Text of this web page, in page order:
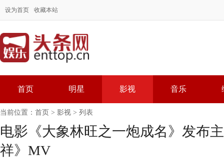
设为首页 收藏本站
首页 明星 影视 音乐
当前位置： 首页 > 影视 > 列表
电影《大象林旺之一炮成名》发布
祥》MV